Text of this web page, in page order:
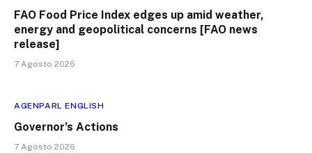
FAO Food Price Index edges up amid weather,
energy and geopolitical concerns [FAO news
release]
7 Agosto 2026
AGENPARL ENGLISH
Governor’s Actions
7 Agosto 2026